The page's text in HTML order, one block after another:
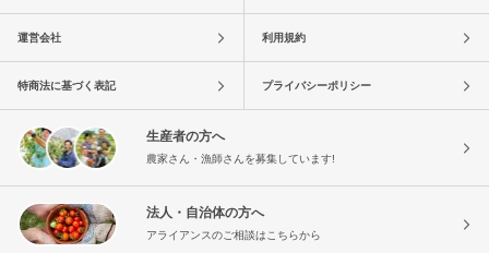
運営会社 利用規約
特商法に基づく表記 プライバシーポリシー
生産者の方へ
農家さん・漁師さんを募集しています!
法人・自治体の方へ
アライアンスのご相談はこちらから